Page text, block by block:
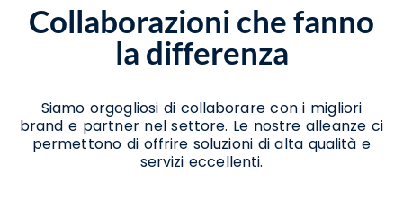
Vendita Stampanti Termiche Vitulano
Vendita Stampanti Vitulano
Collaborazioni che fanno
la differenza
Siamo orgogliosi di collaborare con i migliori
brand e partner nel settore. Le nostre alleanze ci
permettono di offrire soluzioni di alta qualità e
servizi eccellenti.